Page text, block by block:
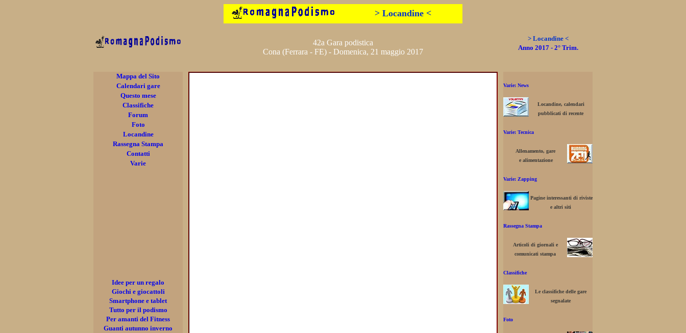
> Locandine <
42a Gara podistica
Cona (Ferrara - FE) - Domenica, 21 maggio 2017
> Locandine <
Anno 2017 - 2° Trim.
Mappa del Sito
Calendari gare
Questo mese
Classifiche
Forum
Foto
Locandine
Rassegna Stampa
Contatti
Varie
Varie: News
Locandine, calendari
pubblicati di recente
Varie: Tecnica
Allenamento, gare
e alimentazione
Varie: Zapping
Pagine interessanti di riviste
e altri siti
Rassegna Stampa
Articoli di giornali e
comunicati stampa
Classifiche
Le classifiche delle gare
segnalate
Foto
Idee per un regalo
Giochi e giocattoli
Smartphone e tablet
Tutto per il podismo
Per amanti del Fitness
Guanti autunno inverno